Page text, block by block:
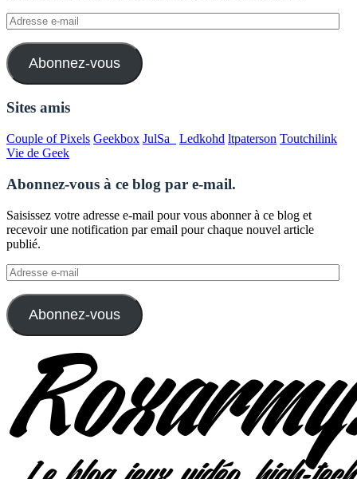
Adresse
e-
mail
Abonnez-vous
Sites amis
Couple of Pixels Geekbox JulSa_ Ledkohd ltpaterson Toutchilink
Vie de Geek
Abonnez-vous à ce blog par e-mail.
Saisissez votre adresse e-mail pour vous abonner à ce blog et
recevoir une notification par email pour chaque nouvel article
publié.
Adresse
e-
mail
Abonnez-vous